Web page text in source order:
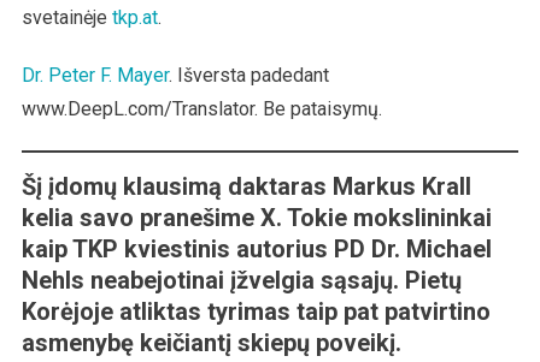
Kariauti?
svetainėje tkp.at.
Dr. Peter F. Mayer. Išversta padedant
www.DeepL.com/Translator. Be pataisymų.
Šį įdomų klausimą daktaras Markus Krall
kelia savo pranešime X. Tokie mokslininkai
kaip TKP kviestinis autorius PD Dr. Michael
Nehls neabejotinai įžvelgia sąsajų. Pietų
Korėjoje atliktas tyrimas taip pat patvirtino
asmenybę keičiantį skiepų poveikį.